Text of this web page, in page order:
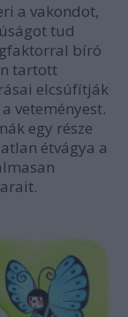
a vakondot,
tud
bíró
tartott
elcsúfítják
veteményest.
egy része
étvágya a